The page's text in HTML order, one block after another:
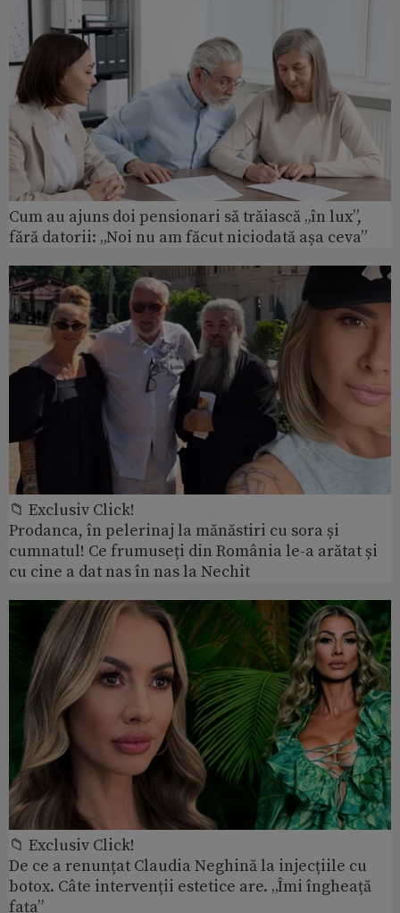
Cum au ajuns doi pensionari să trăiască „în lux”,
fără datorii: „Noi nu am făcut niciodată așa ceva”
📁 Exclusiv Click!
Prodanca, în pelerinaj la mănăstiri cu sora și
cumnatul! Ce frumuseți din România le-a arătat și
cu cine a dat nas în nas la Nechit
📁 Exclusiv Click!
De ce a renunțat Claudia Neghină la injecțiile cu
botox. Câte intervenții estetice are. „Îmi îngheață
fața”